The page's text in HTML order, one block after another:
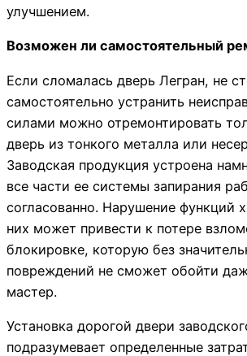
улучшением.
Возможен ли самостоятельный
Если сломалась дверь Легран, не
самостоятельно устранить
силами можно отремонтировать
дверь из тонкого металла или
Заводская продукция устроена
все части ее системы запирания
согласованно. Нарушение функций
них может привести к потере
блокировке, которую без
повреждений не сможет обойти
мастер.
Установка дорогой двери
подразумевает определенные